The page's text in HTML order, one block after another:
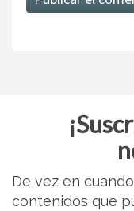
De vez en
contenidos que